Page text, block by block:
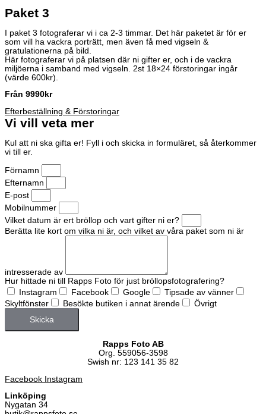
Paket 3
I paket 3 fotograferar vi i ca 2-3 timmar. Det här paketet är för er
som vill ha vackra porträtt, men även få med vigseln &
gratulationerna på bild.
Här fotograferar vi på platsen där ni gifter er, och i de vackra
miljöerna i samband med vigseln. 2st 18×24 förstoringar ingår
(värde 600kr).
Från 9990kr
Efterbeställning & Förstoringar
Vi vill veta mer
Kul att ni ska gifta er! Fyll i och skicka in formuläret, så återkommer
vi till er.
Förnamn
Efternamn
E-post
Mobilnummer
Vilket datum är ert bröllop och vart gifter ni er?
Berätta lite kort om vilka ni är, och vilket av våra paket som ni är
intresserade av
Hur hittade ni till Rapps Foto för just bröllopsfotografering?
Instagram
Facebook Google
Tipsade av vänner
Skyltfönster
Besökte butiken i annat ärende
Övrigt
Skicka
Rapps Foto AB
Org. 559056-3598
Swish nr: 123 141 35 82
Facebook Instagram
Linköping
Nygatan 34